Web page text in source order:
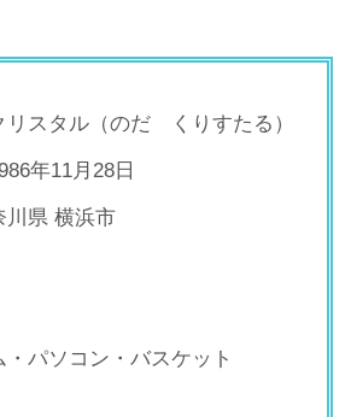
リスタル（のだ くりすたる）
年11月28日
川県 横浜市
パソコン・バスケット